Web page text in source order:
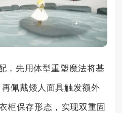
，先用体型重塑魔法将基
佩戴矮人面具触发额外
柜保存形态，实现双重固